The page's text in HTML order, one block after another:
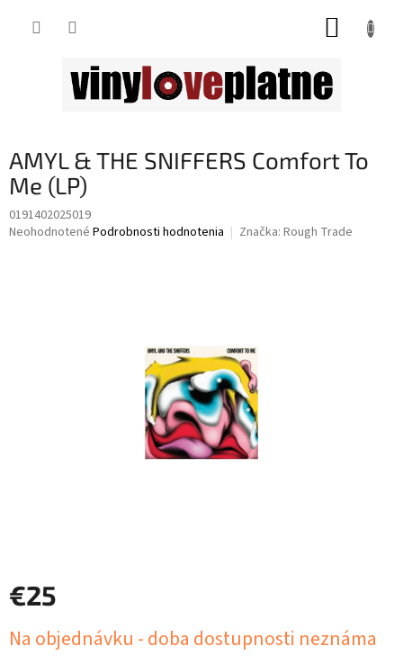
AMYL & THE SNIFFERS Comfort To
Me (LP)
0191402025019
Priemerné
Neohodnotené Podrobnosti hodnotenia Značka: Rough Trade
€25
cena:
Na objednávku - doba dostupnosti neznáma